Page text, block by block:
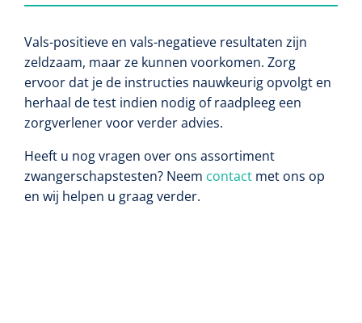
Vals-positieve en vals-negatieve resultaten zijn
zeldzaam, maar ze kunnen voorkomen. Zorg
ervoor dat je de instructies nauwkeurig opvolgt en
herhaal de test indien nodig of raadpleeg een
zorgverlener voor verder advies.
Heeft u nog vragen over ons assortiment
zwangerschapstesten? Neem contact met ons op
en wij helpen u graag verder.